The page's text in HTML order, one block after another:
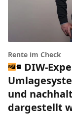
Rente im Check
DIW-
und
dargestellt